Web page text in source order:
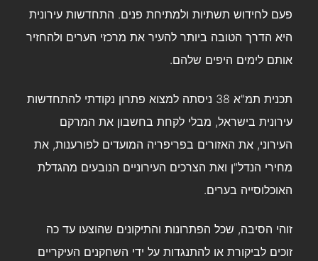
פעם לחידוש תשתיות ולמתיחת פנים. התחדשות עירונית
היא הדרך הטובה ביותר להעיר את מרכזי הערים ולהחזיר
אותם לימים היפים שלהם.
תכנית תמ"א 38 ניסתה למצוא פתרון נקודתי להתחדשות
עירונית בישראל, מבלי לקחת בחשבון את המרקם
העירוני, את האזורים בפריפריה המועדים לפורענות, את
מחירי הנדל"ן ואת הצרכים העירוניים הנובעים מהגדלת
האוכלוסייה בערים.
זוהי הסיבה, שכל הפתרונות והתיקונים שהוצעו עד כה
זוכים לביקורת או להתנגדות על ידי השחקנים העיקריים